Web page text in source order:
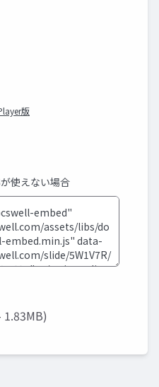
版
使えない場合